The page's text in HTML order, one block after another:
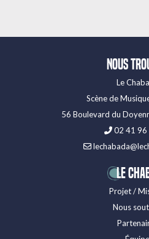
Nous
Le
Scène de
56 Boulevard du
02 41 96
LE
Projet /
Nous